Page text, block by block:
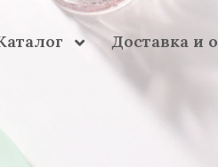
Доставка и